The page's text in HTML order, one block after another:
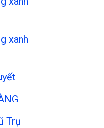
xanh
Trụ